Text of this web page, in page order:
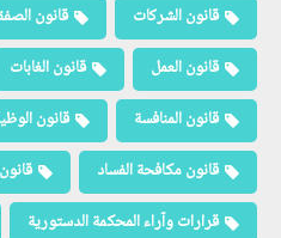
قانون الشركات
قانون
قانون العمل
قانون الغابات
قانون المنافسة
قانون
قانون مكافحة الفساد
قرارات وآراء المحكمة الدستورية